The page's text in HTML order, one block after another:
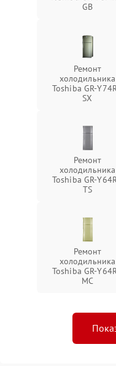
GB
Ремонт
холодильника
Toshiba GR-
SX
Ремонт
холодильника
Toshiba GR-
TS
Ремонт
холодильника
Toshiba GR-
MC